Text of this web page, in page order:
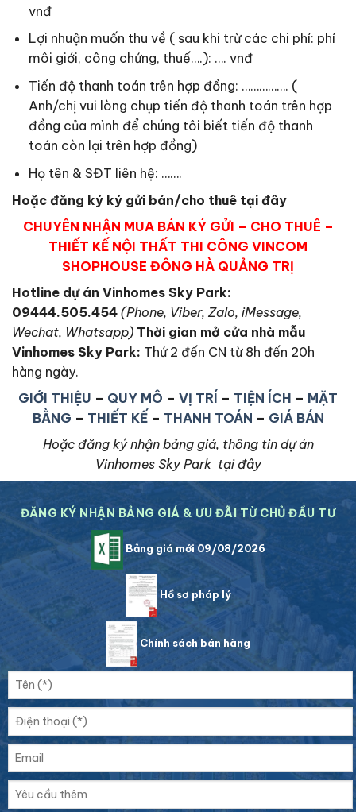
vnđ
Lợi nhuận muốn thu về ( sau khi trừ các chi phí: phí
môi giới, công chứng, thuế….): …. vnđ
Tiến độ thanh toán trên hợp đồng: ……………. (
Anh/chị vui lòng chụp tiến độ thanh toán trên hợp
đồng của mình để chúng tôi biết tiến độ thanh
toán còn lại trên hợp đồng)
Họ tên & SĐT liên hệ: …….
Hoặc đăng ký ký gửi bán/cho thuê tại đây
CHUYÊN NHẬN MUA BÁN KÝ GỬI – CHO THUÊ –
THIẾT KẾ NỘI THẤT THI CÔNG VINCOM
SHOPHOUSE ĐÔNG HÀ QUẢNG TRỊ
Hotline dự án Vinhomes Sky Park:
09444.505.454 (Phone, Viber, Zalo, iMessage,
Wechat, Whatsapp) Thời gian mở cửa nhà mẫu
Vinhomes Sky Park: Thứ 2 đến CN từ 8h đến 20h
hàng ngày.
GIỚI THIỆU – QUY MÔ – VỊ TRÍ – TIỆN ÍCH – MẶT
BẰNG – THIẾT KẾ– THANH TOÁN – GIÁ BÁN
Hoặc đăng ký nhận bảng giá, thông tin dự án
Vinhomes Sky Park tại đây
ĐĂNG KÝ NHẬN BẢNG GIÁ & ƯU ĐÃI TỪ CHỦ ĐẦU TƯ
Bảng giá mới 09/08/2026
Hồ sơ pháp lý
Chính sách bán hàng